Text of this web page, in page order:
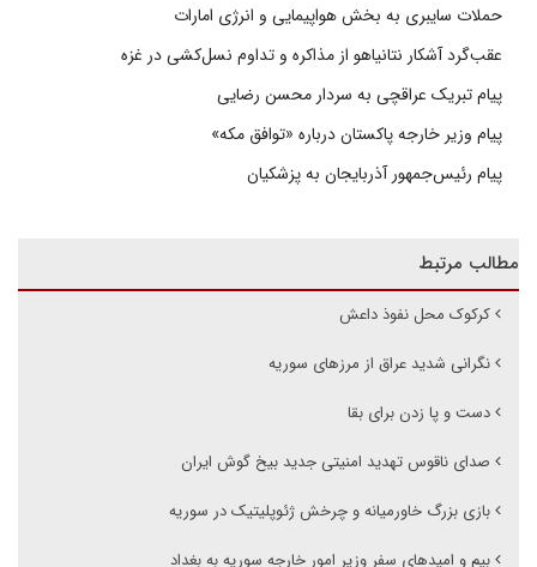
حملات سایبری به بخش هواپیمایی و انرژی امارات
عقب‌گرد آشکار نتانیاهو از مذاکره و تداوم نسل‌کشی در غزه
پیام تبریک عراقچی به سردار محسن رضایی
پیام وزیر خارجه پاکستان درباره «توافق مکه»
پیام رئیس‌جمهور آذربایجان به پزشکیان
مطالب مرتبط
کرکوک محل نفوذ داعش
نگرانی شدید عراق از مرزهای سوریه
دست و پا زدن برای بقا
صدای ناقوس تهدید امنیتی جدید بیخ گوش ایران
بازی بزرگ خاورمیانه و چرخش ژئوپلیتیک در سوریه
بیم و امیدهای سفر وزیر امور خارجه سوریه به بغداد